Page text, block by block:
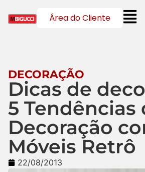
Área do Cliente
DECORAÇÃO
Dicas de
5 Tendências
Decoração
Móveis Retrô
22/08/2013